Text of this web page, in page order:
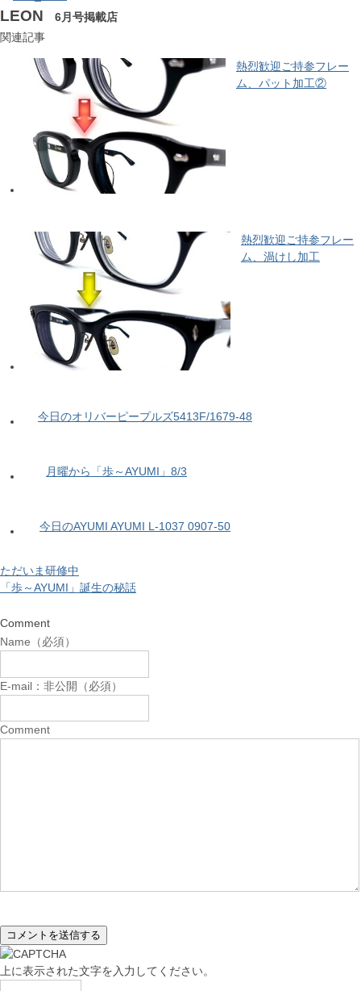
LEON 6月号掲載店
関連記事
熱烈歓迎ご持参フレー
ム、パット加工②
熱烈歓迎ご持参フレー
ム、渦けし加工
今日のオリバーピープルズ5413F/1679-48
月曜から「歩～AYUMI」8/3
今日のAYUMI AYUMI L-1037 0907-50
ただいま研修中
「歩～AYUMI」誕生の秘話
Comment
Name（必須）
E-mail：非公開（必須）
Comment
上に表示された文字を入力してください。